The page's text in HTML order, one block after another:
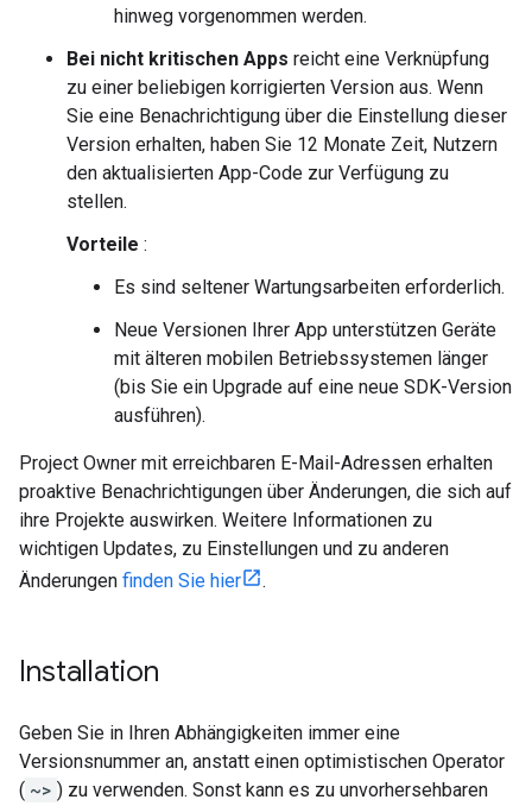
hinweg vorgenommen werden.
Bei nicht kritischen Apps reicht eine Verknüpfung
zu einer beliebigen korrigierten Version aus. Wenn
Sie eine Benachrichtigung über die Einstellung dieser
Version erhalten, haben Sie 12 Monate Zeit, Nutzern
den aktualisierten App-Code zur Verfügung zu
stellen.
Vorteile :
Es sind seltener Wartungsarbeiten erforderlich.
Neue Versionen Ihrer App unterstützen Geräte
mit älteren mobilen Betriebssystemen länger
(bis Sie ein Upgrade auf eine neue SDK-Version
ausführen).
Project Owner mit erreichbaren E-Mail-Adressen erhalten
proaktive Benachrichtigungen über Änderungen, die sich auf
ihre Projekte auswirken. Weitere Informationen zu
wichtigen Updates, zu Einstellungen und zu anderen
Änderungen finden Sie hier .
Installation
Geben Sie in Ihren Abhängigkeiten immer eine
Versionsnummer an, anstatt einen optimistischen Operator
( ~> ) zu verwenden. Sonst kann es zu unvorhersehbaren